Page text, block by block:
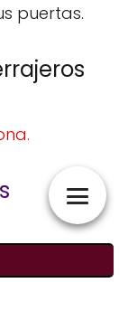
puertas.